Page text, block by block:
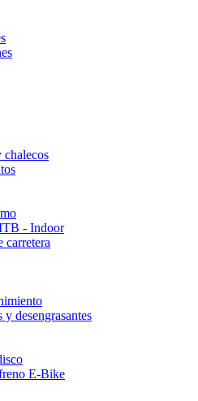
chalecos
- Indoor
carretera
desengrasantes
E-Bike